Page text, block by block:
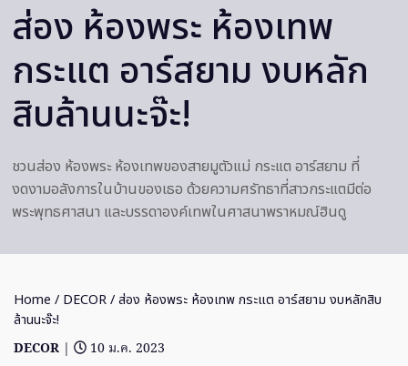
ส่อง ห้องพระ ห้องเทพ
กระแต อาร์สยาม งบหลัก
สิบล้านนะจ๊ะ!
ชวนส่อง ห้องพระ ห้องเทพของสายมูตัวแม่ กระแต อาร์สยาม ที่
งดงามอลังการในบ้านของเธอ ด้วยความศรัทธาที่สาวกระแตมีต่อ
พระพุทธศาสนา และบรรดาองค์เทพในศาสนาพราหมณ์ฮินดู
Home / DECOR/ ส่อง ห้องพระ ห้องเทพ กระแต อาร์สยาม งบหลักสิบ
ล้านนะจ๊ะ!
DECOR |
10 ม.ค. 2023